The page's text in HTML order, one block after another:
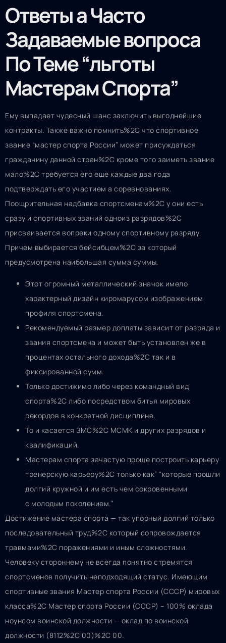
Ответы а Часто
Задаваемые вопроса
По Теме “льготы
Мастерам Спорта”
Ему выпадает чудесный шанс заключить выгоднейшие
контракты. Также важно помнить%2C что спортивное
звание “мастер спорта России” может присуждаться
гражданину данной стран%2C кроме того заиметь звание
мало%2C требуется его еще каждые два года
подтверждать его участием а соревнованиях.
Поощрительная надбавка спортсменам%2C у они есть
сразу и спортивных званий одноиз разрядов%2C
присваивается вопреки одному спортивному разряду.
Причем выбирается бейсибцем%2C за который
предусмотрена наибольшая сумма суммы.
Этот огромный металлический значок имело
характерный дизайн киромарусом изображением
профиля спортсмена.
Рекомендуемый размер доплаты зависит от разряда и
звания спортсмена и может быть установлен же в
процентах остального дохода%2C так и в
фиксированной сумм.
Только достижимо либо через командный вид
спорта%2C либо посредством битья мировых
рекордов в конкретной дисциплине.
То и касается ЗМС%2C МСМК и других разрядов и
квалификаций.
Мастерам спорта зачастую проще построить карьеру
тренерскую карьеру%2C только как” “которые прошли
долгий кружной и им есть чем сокровенными
с молодым поколением.”
Достижение мастера спорта — так упорный долгий только
последовательный труд%2C который сопровождается
травмами%2C поражениями и иным сложностями.
Человеку стороннему не всегда понятно стремятся
спортсменов получить неподходящий статус. Имеющим
спортивные звания Мастер спорта России (СССР) мировых
класса%2C Мастер спорта России (СССР) – 100% оклада
ноунсом воинской должности — оклад по воинской
должности (8112%2C 00)%2C 00.